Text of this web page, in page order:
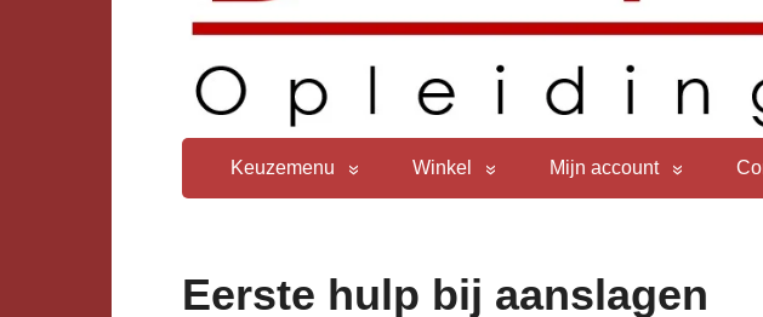
Keuzemenu Winkel Mijn account
Eerste hulp bij aanslagen